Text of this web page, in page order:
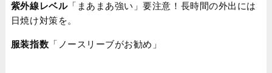
紫外線レベル「まあまあ強い」要注意！長時間の外出には
日焼け対策を。
服装指数 「ノースリーブがお勧め」